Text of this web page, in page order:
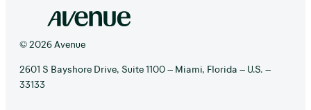
© 2026 Avenue
2601 S Bayshore Drive, Suite 1100 – Miami, Florida – U.S. –
33133